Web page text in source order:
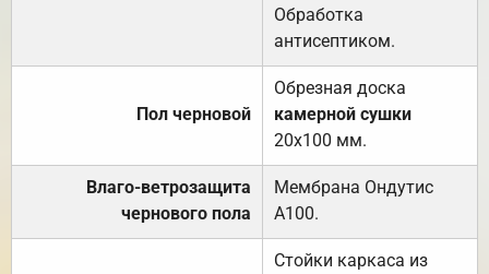
Обработка
антисептиком.
Пол черновой
Обрезная доска
камерной сушки
20х100 мм.
Влаго-ветрозащита
чернового пола
Мембрана Ондутис
А100.
Стойки каркаса из